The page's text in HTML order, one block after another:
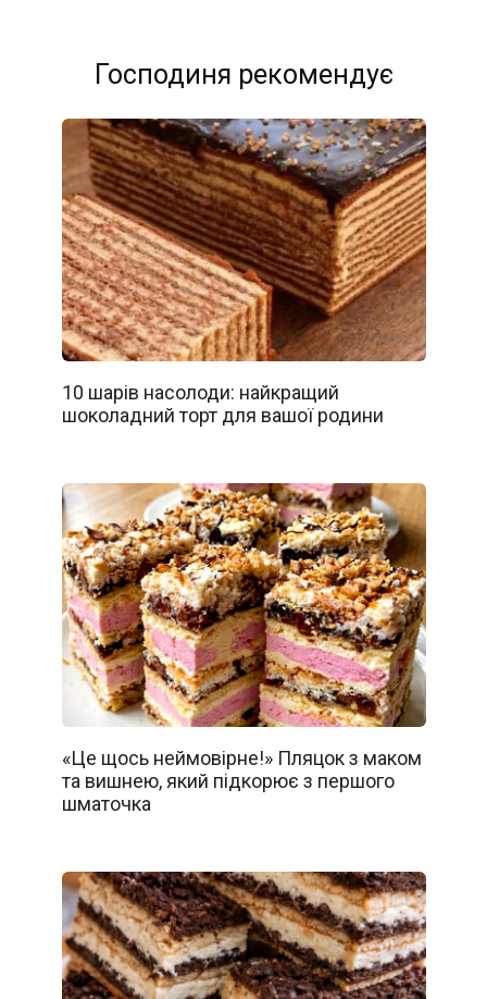
Господиня рекомендує
10 шарів насолоди: найкращий
шоколадний торт для вашої родини
«Це щось неймовірне!» Пляцок з маком
та вишнею, який підкорює з першого
шматочка